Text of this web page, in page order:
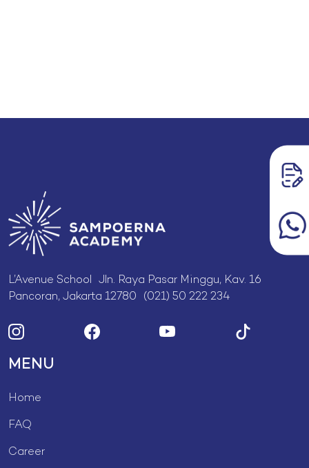
L’Avenue School Jln. Raya Pasar Minggu, Kav. 16
Pancoran, Jakarta 12780 (021) 50 222 234
MENU
Home
FAQ
Career